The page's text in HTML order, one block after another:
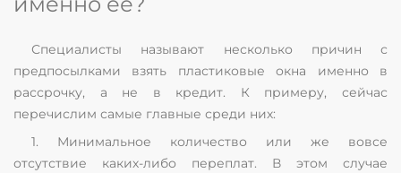
Специалисты называют несколько причин с
предпосылками взять пластиковые окна именно в
рассрочку, а не в кредит. К примеру, сейчас
перечислим самые главные среди них:
1. Минимальное количество или же вовсе
отсутствие каких-либо переплат. В этом случае